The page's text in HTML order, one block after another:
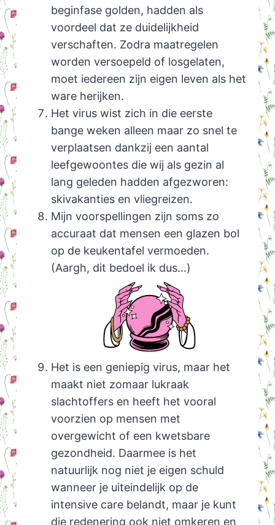
beginfase golden, hadden als
voordeel dat ze duidelijkheid
verschaften. Zodra maatregelen
worden versoepeld of losgelaten,
moet iedereen zijn eigen leven als het
ware herijken.
Het virus wist zich in die eerste
bange weken alleen maar zo snel te
verplaatsen dankzij een aantal
leefgewoontes die wij als gezin al
lang geleden hadden afgezworen:
skivakanties en vliegreizen.
Mijn voorspellingen zijn soms zo
accuraat dat mensen een glazen bol
op de keukentafel vermoeden.
(Aargh, dit bedoel ik dus…)
Het is een geniepig virus, maar het
maakt niet zomaar lukraak
slachtoffers en heeft het vooral
voorzien op mensen met
overgewicht of een kwetsbare
gezondheid. Daarmee is het
natuurlijk nog niet je eigen schuld
wanneer je uiteindelijk op de
intensive care belandt, maar je kunt
die redenering ook niet omkeren en